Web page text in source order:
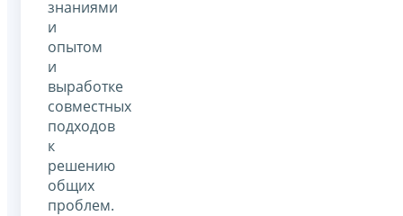
знаниями
и
опытом
и
выработке
совместных
подходов
к
решению
общих
проблем.